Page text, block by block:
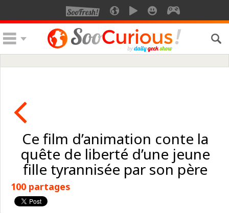
Ce film d’animation conte la
quête de liberté d’une jeune
fille tyrannisée par son père
100 partages